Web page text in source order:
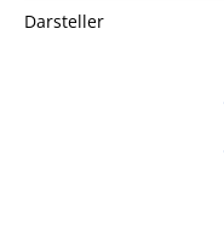
Darsteller